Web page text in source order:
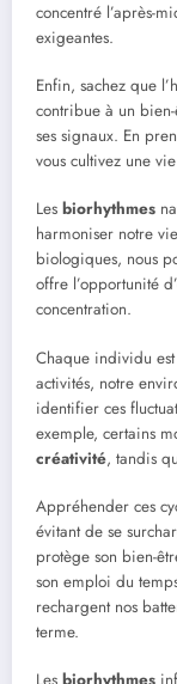
concentré l’après-
exigeantes.
Enfin, sachez que
contribue à un
ses signaux. En
vous cultivez une
Les biorhythmes
harmoniser notre
biologiques, nous
offre l’opportunité
concentration.
Chaque individu
activités, notre
identifier ces
exemple, certains
créativité, tandis
Appréhender ces
évitant de se
protège son bien-
son emploi du
rechargent nos
terme.